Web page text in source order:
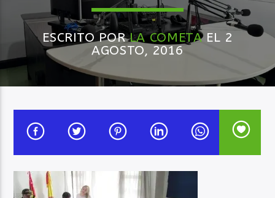
ESCRITO PORLA COMETAEL 2
AGOSTO, 2016